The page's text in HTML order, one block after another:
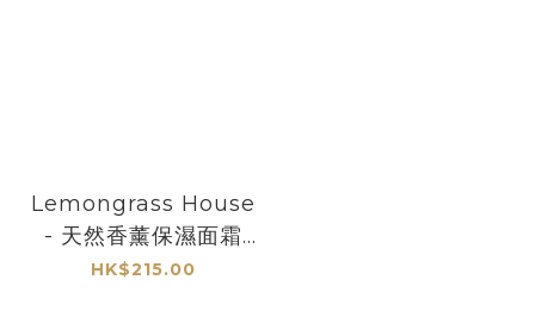
Lemongrass House
- 天然香薰保濕面霜
120ml (多款香味)
HK$215.00